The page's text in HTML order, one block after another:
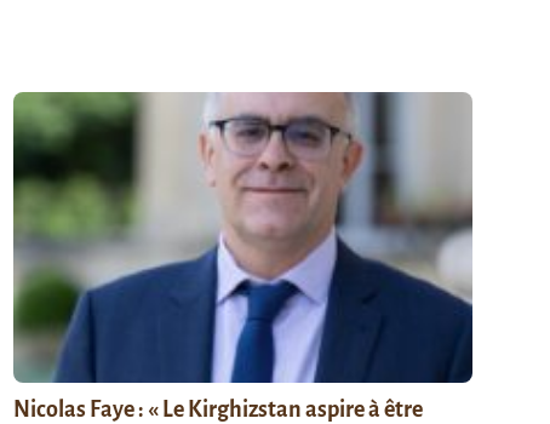
Nicolas Faye : « Le Kirghizstan aspire à être